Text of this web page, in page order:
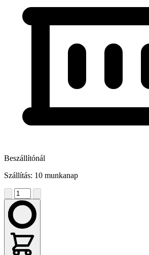
Beszállítónál
Szállítás: 10 munkanap